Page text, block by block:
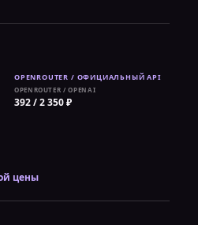
OPENROUTER / OPENAI
392 / 2 350 ₽
цены